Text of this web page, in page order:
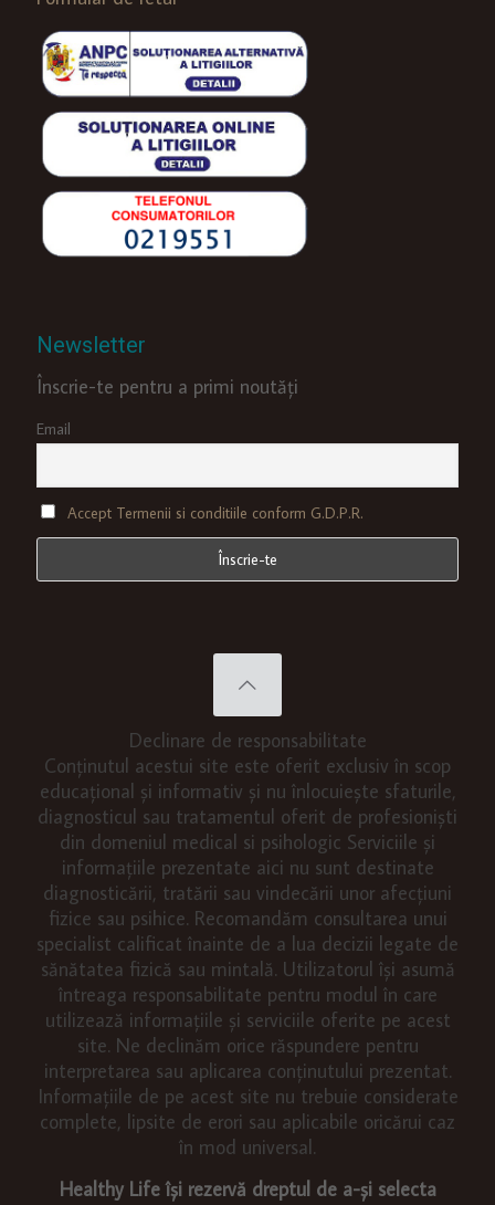
Newsletter
Înscrie-te pentru a primi noutăți
Email
Accept Termenii si conditiile conform G.D.P.R.
Declinare de responsabilitate
Conținutul acestui site este oferit exclusiv în scop
educațional și informativ și nu înlocuiește sfaturile,
diagnosticul sau tratamentul oferit de profesioniști
din domeniul medical si psihologic Serviciile și
informațiile prezentate aici nu sunt destinate
diagnosticării, tratării sau vindecării unor afecțiuni
fizice sau psihice. Recomandăm consultarea unui
specialist calificat înainte de a lua decizii legate de
sănătatea fizică sau mintală. Utilizatorul își asumă
întreaga responsabilitate pentru modul în care
utilizează informațiile și serviciile oferite pe acest
site. Ne declinăm orice răspundere pentru
interpretarea sau aplicarea conținutului prezentat.
Informațiile de pe acest site nu trebuie considerate
complete, lipsite de erori sau aplicabile oricărui caz
în mod universal.
Healthy Life își rezervă dreptul de a-și selecta